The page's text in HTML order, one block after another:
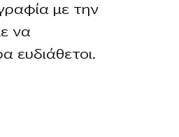
με την
να
ευδιάθετοι.